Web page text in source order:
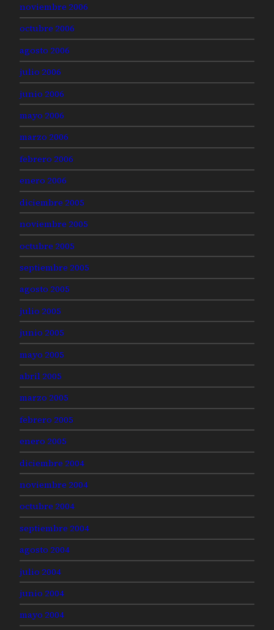
noviembre 2006
octubre 2006
agosto 2006
julio 2006
junio 2006
mayo 2006
marzo 2006
febrero 2006
enero 2006
diciembre 2005
noviembre 2005
octubre 2005
septiembre 2005
agosto 2005
julio 2005
junio 2005
mayo 2005
abril 2005
marzo 2005
febrero 2005
enero 2005
diciembre 2004
noviembre 2004
octubre 2004
septiembre 2004
agosto 2004
julio 2004
junio 2004
mayo 2004